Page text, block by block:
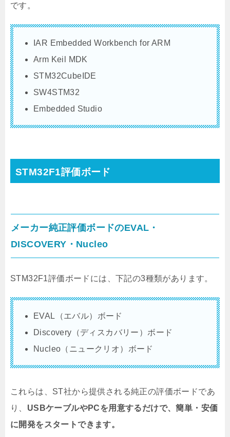
です。
IAR Embedded Workbench for ARM
Arm Keil MDK
STM32CubeIDE
SW4STM32
Embedded Studio
STM32F1評価ボード
メーカー純正評価ボードのEVAL・
DISCOVERY・Nucleo
STM32F1評価ボードには、下記の3種類があります。
EVAL（エバル）ボード
Discovery（ディスカバリー）ボード
Nucleo（ニュークリオ）ボード
これらは、ST社から提供される純正の評価ボードであ
り、 USBケーブルやPCを用意するだけで、簡単・安価
に開発をスタートできます。